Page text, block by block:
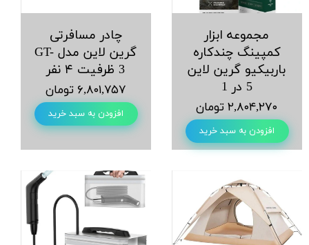
مجموعه ابزار
کمپینگ چندکاره
باربیکیو گرین لاین
5 در 1
۲,۸۰۴,۲۷۰ تومان
افزودن به سبد خرید
چادر مسافرتی
گرین لاین مدل GT-
3 ظرفیت ۴ نفر
۶,۸۰۱,۷۵۷ تومان
افزودن به سبد خرید